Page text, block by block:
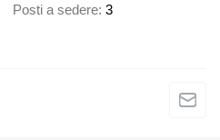
Posti a sedere 3